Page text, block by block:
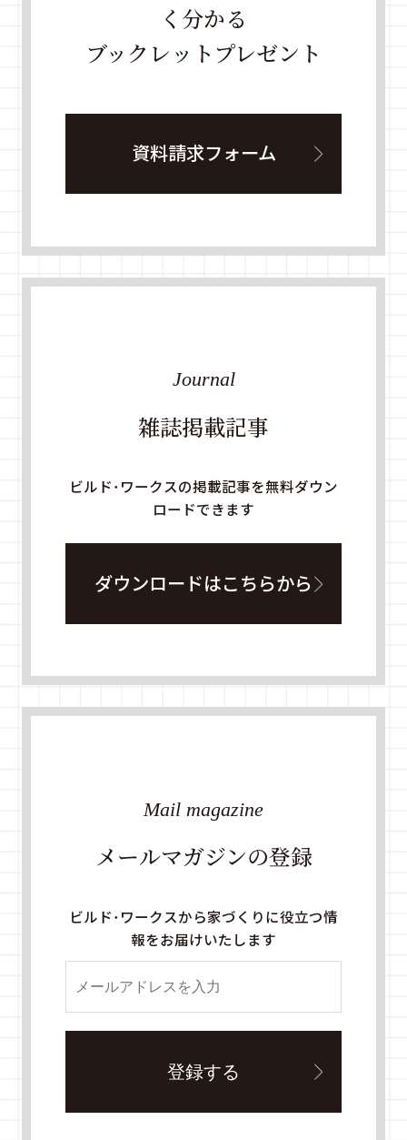
く分かる
ブックレットプレゼント
資料請求フォーム
雑誌掲載記事
Journal
ビルド・ワークスの掲載記事を無料ダウン
ロードできます
ダウンロードはこちらから
メールマガジンの登録
Mail magazine
ビルド・ワークスから家づくりに役立つ情
報をお届けいたします